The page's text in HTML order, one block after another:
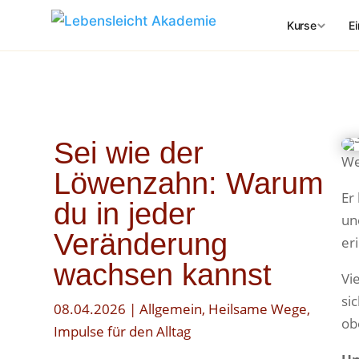
Sei wie der
Löwenzahn: Warum
du in jeder
Veränderung
wachsen kannst
08.04.2026 |Allgemein, Heilsame Wege,
Impulse für den Alltag
Kurse
📍 VOR ORT
💨
Wir